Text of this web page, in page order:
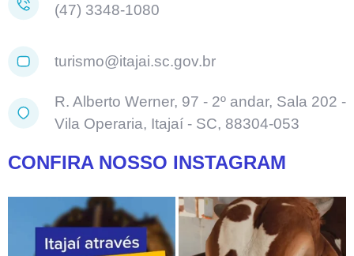
(47) 3348-1080
turismo@itajai.sc.gov.br
R. Alberto Werner, 97 - 2º andar, Sala 202 -
Vila Operaria, Itajaí - SC, 88304-053
CONFIRA NOSSO INSTAGRAM